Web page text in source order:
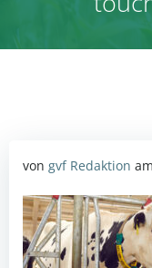
von gvf Redaktion am